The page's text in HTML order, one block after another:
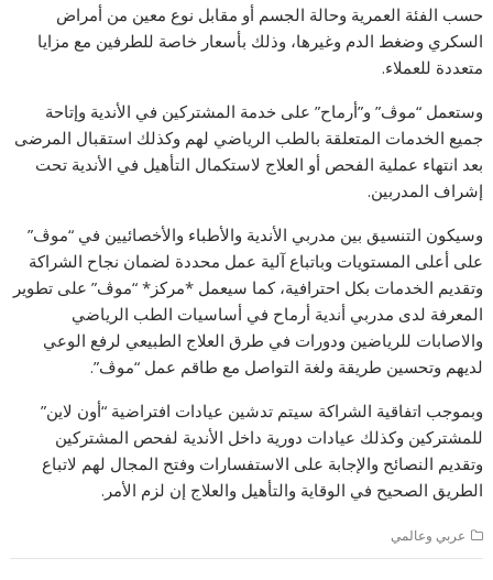
حسب الفئة العمرية وحالة الجسم أو مقابل نوع معين من أمراض
السكري وضغط الدم وغيرها، وذلك بأسعار خاصة للطرفين مع مزايا
متعددة للعملاء.
وستعمل “موڤ” و”أرماح” على خدمة المشتركين في الأندية وإتاحة
جميع الخدمات المتعلقة بالطب الرياضي لهم وكذلك استقبال المرضى
بعد انتهاء عملية الفحص أو العلاج لاستكمال التأهيل في الأندية تحت
إشراف المدربين.
وسيكون التنسيق بين مدربي الأندية والأطباء والأخصائيين في “موڤ”
على أعلى المستويات وباتباع آلية عمل محددة لضمان نجاح الشراكة
وتقديم الخدمات بكل احترافية، كما سيعمل *مركز* “موڤ” على تطوير
المعرفة لدى مدربي أندية أرماح في أساسيات الطب الرياضي
والاصابات للرياضين ودورات في طرق العلاج الطبيعي لرفع الوعي
لديهم وتحسين طريقة ولغة التواصل مع طاقم عمل “موڤ”.
وبموجب اتفاقية الشراكة سيتم تدشين عيادات افتراضية “أون لاين”
للمشتركين وكذلك عيادات دورية داخل الأندية لفحص المشتركين
وتقديم النصائح والإجابة على الاستفسارات وفتح المجال لهم لاتباع
الطريق الصحيح في الوقاية والتأهيل والعلاج إن لزم الأمر.
عربي وعالمي